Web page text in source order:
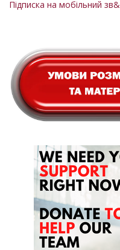
сторінки
Підписка на мобільний